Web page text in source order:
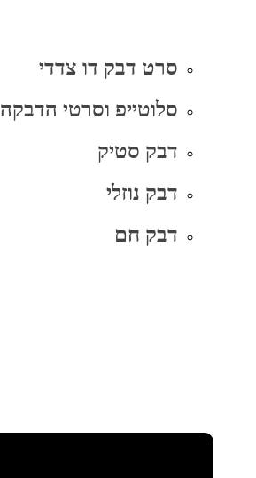
סרט דבק דו צדדי
סלוטייפ וסרטי הדבקה
דבק סטיק
דבק נוזלי
דבק חם